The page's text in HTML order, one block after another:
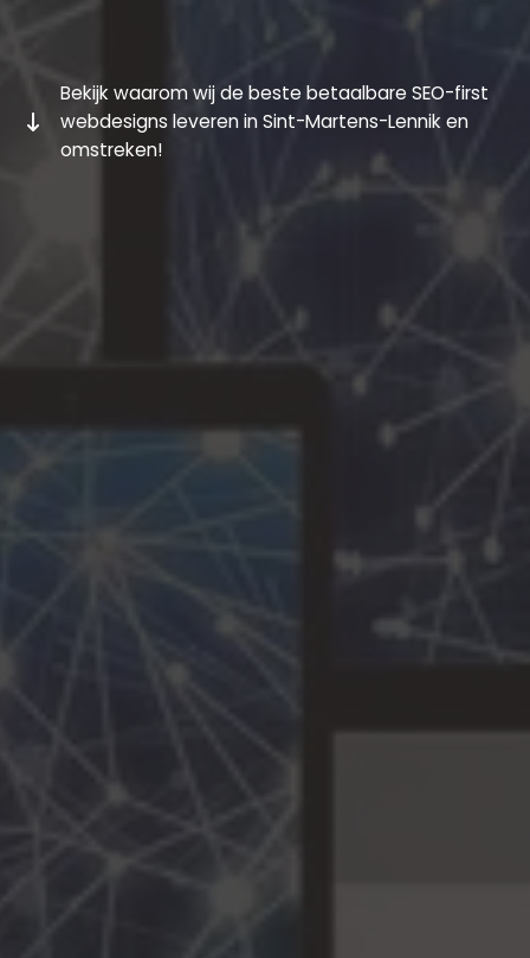
Bekijk waarom wij de beste betaalbare SEO-first
webdesigns leveren in Sint-Martens-Lennik en
omstreken!